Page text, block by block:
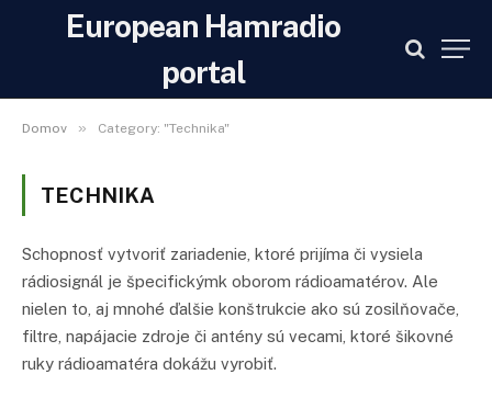
European Hamradio
portal
Domov » Category: "Technika"
TECHNIKA
Schopnosť vytvoriť zariadenie, ktoré prijíma či vysiela
rádiosignál je špecifickýmk oborom rádioamatérov. Ale
nielen to, aj mnohé ďalšie konštrukcie ako sú zosilňovače,
filtre, napájacie zdroje či antény sú vecami, ktoré šikovné
ruky rádioamatéra dokážu vyrobiť.